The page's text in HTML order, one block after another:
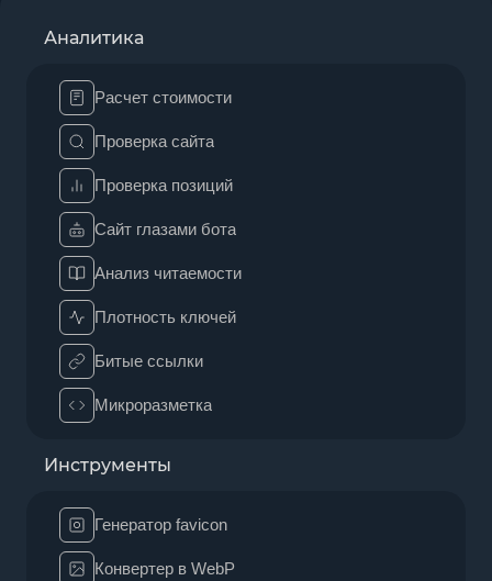
Аналитика
Расчет стоимости
Проверка сайта
Проверка позиций
Сайт глазами бота
Анализ читаемости
Плотность ключей
Битые ссылки
Микроразметка
Инструменты
Генератор favicon
Конвертер в WebP